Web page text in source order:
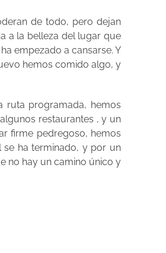
de todo, pero dejan
a la belleza del lugar que
empezado a cansarse. Y
hemos comido algo, y
programada, hemos
restaurantes , y un
firme pedregoso, hemos
se ha terminado, y por un
no hay un camino único y